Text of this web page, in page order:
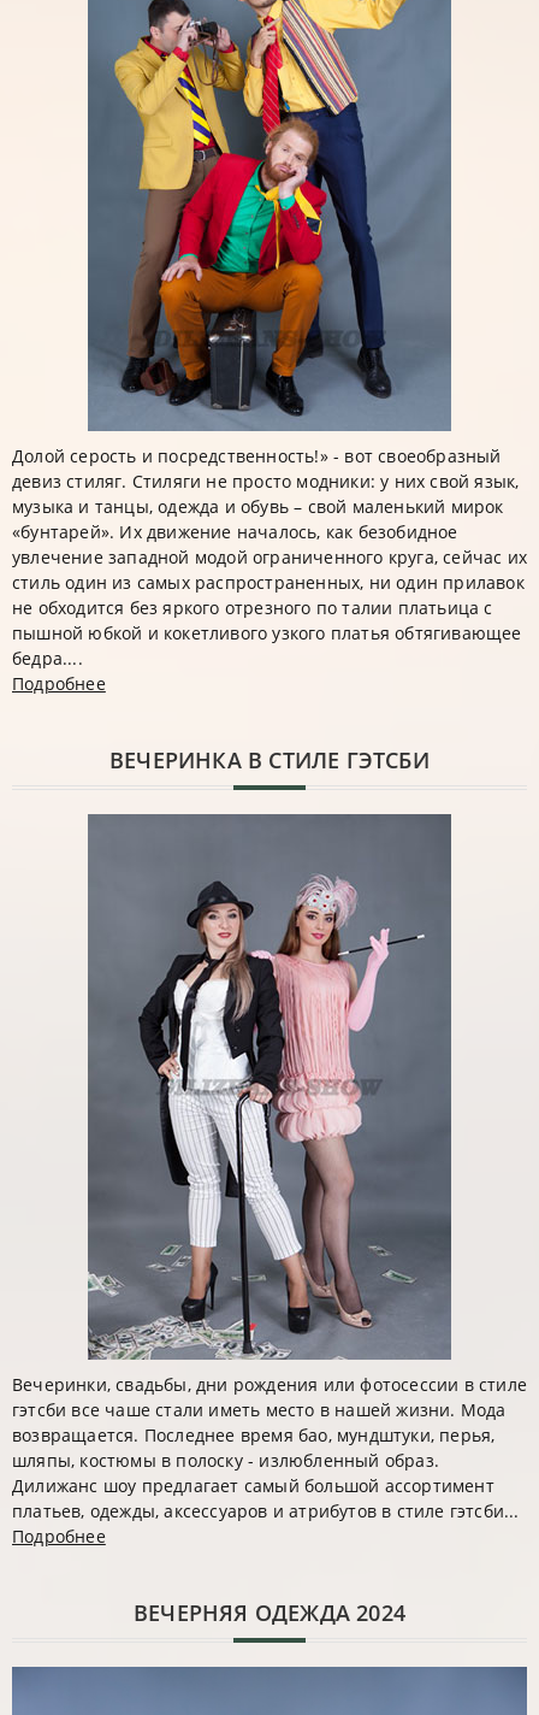
Долой серость и посредственность!» - вот своеобразный
девиз стиляг. Стиляги не просто модники: у них свой язык,
музыка и танцы, одежда и обувь – свой маленький мирок
«бунтарей». Их движение началось, как безобидное
увлечение западной модой ограниченного круга, сейчас их
стиль один из самых распространенных, ни один прилавок
не обходится без яркого отрезного по талии платьица с
пышной юбкой и кокетливого узкого платья обтягивающее
бедра....
Подробнее
ВЕЧЕРИНКА В СТИЛЕ ГЭТСБИ
Вечеринки, свадьбы, дни рождения или фотосессии в стиле
гэтсби все чаше стали иметь место в нашей жизни. Мода
возвращается. Последнее время бао, мундштуки, перья,
шляпы, костюмы в полоску - излюбленный образ.
Дилижанс шоу предлагает самый большой ассортимент
платьев, одежды, аксессуаров и атрибутов в стиле гэтсби...
Подробнее
ВЕЧЕРНЯЯ ОДЕЖДА 2024